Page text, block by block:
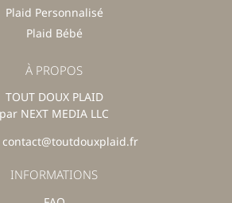
Plaid Personnalisé
Plaid Bébé
À PROPOS
TOUT DOUX PLAID
par NEXT MEDIA LLC
contact@toutdouxplaid.fr
INFORMATIONS